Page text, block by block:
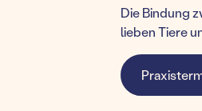
Die Bindung
lieben Tiere